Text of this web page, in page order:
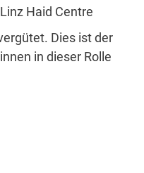
Haid Centre
Dies ist der
in dieser Rolle